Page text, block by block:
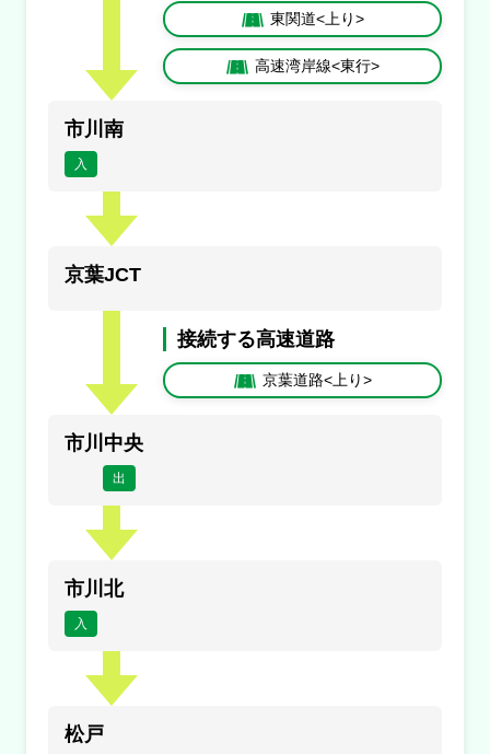
未提供・不明
東関道<上り>
高速湾岸線<東行>
市川南
入
京葉JCT
接続する高速道路
京葉道路<上り>
市川中央
出
市川北
入
松戸